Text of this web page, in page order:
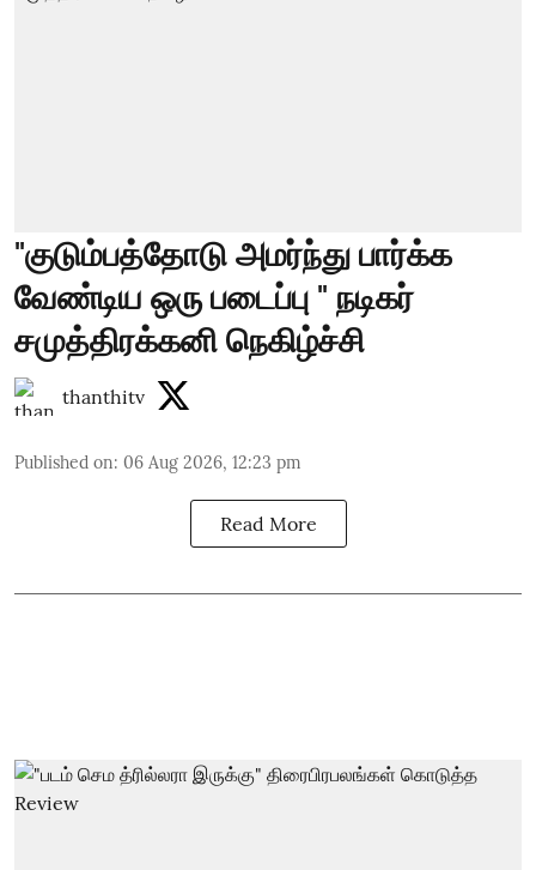
"குடும்பத்தோடு அமர்ந்து பார்க்க
வேண்டிய ஒரு படைப்பு " நடிகர்
சமுத்திரக்கனி நெகிழ்ச்சி
thanthitv
Published on: 06 Aug 2026, 12:23 pm
Read More